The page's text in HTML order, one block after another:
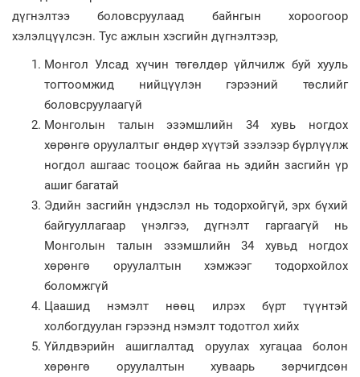
дүгнэлтээ боловсруулаад байнгын хороогоор
хэлэлцүүлсэн. Тус ажлын хэсгийн дүгнэлтээр,
Монгол Улсад хүчин төгөлдөр үйлчилж буй хууль
тогтоомжид нийцүүлэн гэрээний төслийг
боловсруулаагүй
Монголын талын эзэмшлийн 34 хувь ногдох
хөрөнгө оруулалтыг өндөр хүүтэй зээлээр бүрлүүлж
ногдол ашгаас тооцож байгаа нь эдийн засгийн үр
ашиг багатай
Эдийн засгийн үндэслэл нь тодорхойгүй, эрх бүхий
байгууллагаар үнэлгээ, дүгнэлт гаргаагүй нь
Монголын талын эзэмшлийн 34 хувьд ногдох
хөрөнгө оруулалтын хэмжээг тодорхойлох
боломжгүй
Цаашид нэмэлт нөөц илрэх бүрт түүнтэй
холбогдуулан гэрээнд нэмэлт тодотгол хийх
Үйлдвэрийн ашиглалтад оруулах хугацаа болон
хөрөнгө оруулалтын хуваарь зөрчигдсөн